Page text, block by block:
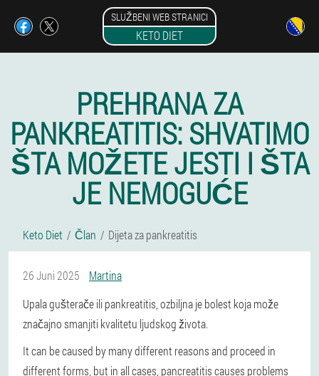
SLUŽBENI WEB STRANICI
KETO DIET
PREHRANA ZA
PANKREATITIS: SHVATIMO
ŠTA MOŽETE JESTI I ŠTA
JE NEMOGUĆE
Keto Diet Član Dijeta za pankreatitis
26 Juni 2025
Martina
Upala gušterače ili pankreatitis, ozbiljna je bolest koja može
značajno smanjiti kvalitetu ljudskog života.
It can be caused by many different reasons and proceed in
different forms, but in all cases, pancreatitis causes problems